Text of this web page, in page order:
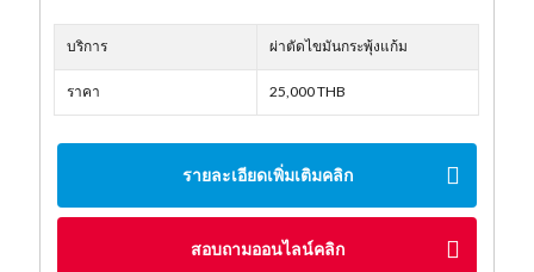
บริการ ผ่าตัดไขมันกระพุ้งแก้ม
ราคา 25,000 THB
รายละเอียดเพิ่มเติมคลิก
สอบถามออนไลน์คลิก